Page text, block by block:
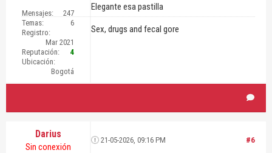
Mensajes:
247
Temas:
6
Registro:
Mar 2021
Reputación:
4
Ubicación:
Bogotá
Elegante esa pastilla
Sex, drugs and fecal gore
Darius
Sin conexión
#6
21-05-2026, 09:16 PM